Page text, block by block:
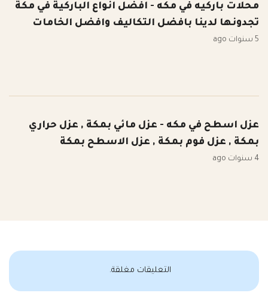
محلات باركيه في مكه - افضل انواع الباركية في مكة
تجدونها لدينا بافضل التكاليف وافضل الخامات
5 سنوات ago
عزل اسطح في مكه - عزل مائي بمكة , عزل حراري
بمكة , عزل فوم بمكة , عزل الاسطح بمكة
4 سنوات ago
التعليقات مغلقة.